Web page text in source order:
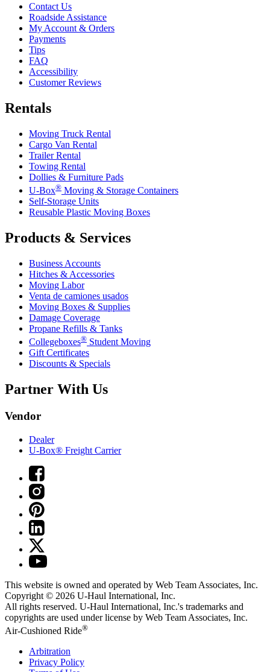
Contact Us
Roadside Assistance
My Account & Orders
Payments
Tips
FAQ
Accessibility
Customer Reviews
Rentals
Moving Truck Rental
Cargo Van Rental
Trailer Rental
Towing Rental
Dollies & Furniture Pads
U-Box® Moving & Storage Containers
Self-Storage Units
Reusable Plastic Moving Boxes
Products & Services
Business Accounts
Hitches & Accessories
Moving Labor
Venta de camiones usados
Moving Boxes & Supplies
Damage Coverage
Propane Refills & Tanks
Collegeboxes® Student Moving
Gift Certificates
Discounts & Specials
Partner With Us
Vendor
Dealer
U-Box® Freight Carrier
This website is owned and operated by Web Team Associates, Inc.
Copyright © 2026 U-Haul International, Inc.
All rights reserved. U-Haul International, Inc.'s trademarks and
copyrights are used under license by Web Team Associates, Inc.
Air-Cushioned Ride®
Arbitration
Privacy Policy